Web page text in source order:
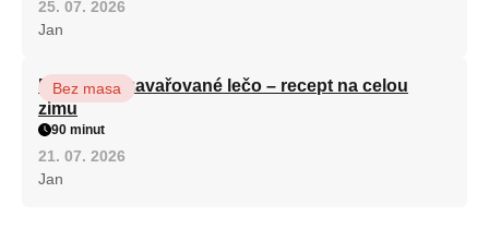
25. 07. 2026
Jan
Babiččino zavařované lečo – recept na celou
zimu
Bez masa
90 minut
21. 07. 2026
Jan